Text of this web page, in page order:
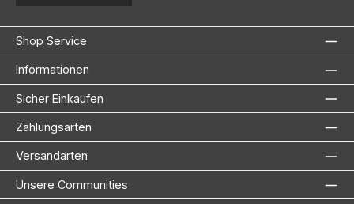
Shop Service
Informationen
Sicher Einkaufen
Zahlungsarten
Versandarten
Unsere Communities